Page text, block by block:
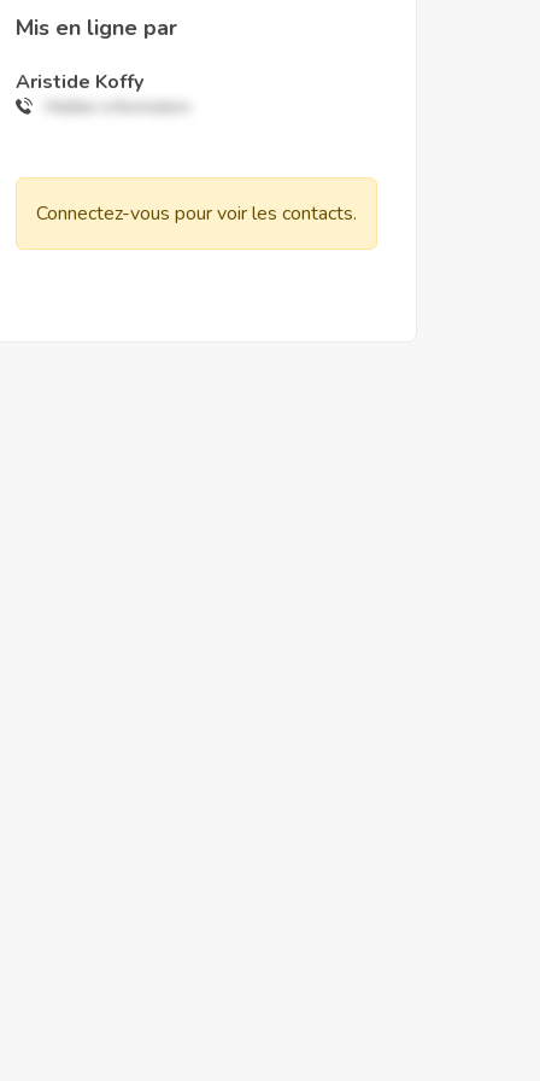
Mis en ligne par
Aristide Koffy
Hidden information
Connectez-vous pour voir les contacts.